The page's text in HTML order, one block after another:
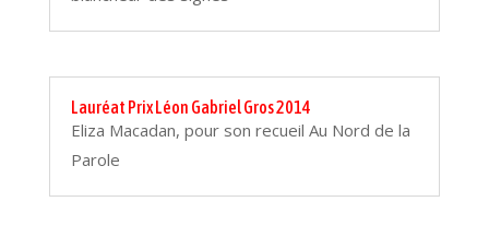
Lauréat Prix Léon Gabriel Gros 2014
Eliza Macadan, pour son recueil Au Nord de la
Parole